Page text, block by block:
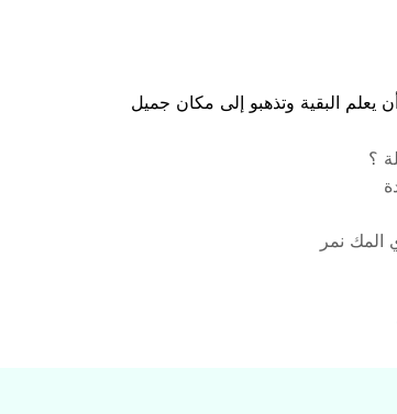
البقية وتذهبو إلى مكان جميل
؟
المك نمر